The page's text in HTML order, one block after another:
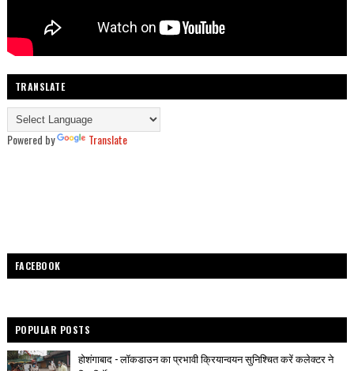
TRANSLATE
Powered by Translate
FACEBOOK
POPULAR POSTS
होशंगाबाद - लॉकडाउन का प्रभावी क्रियान्वयन सुनिश्चित करें कलेक्टर ने